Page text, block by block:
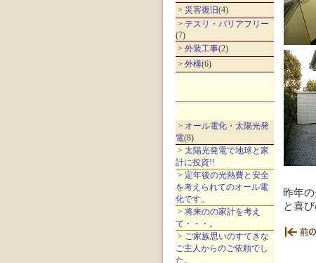
> 災害復旧(4)
> テスリ・バリアフリー
(7)
> 外装工事(2)
> 外構(6)
> オール電化・太陽光発
電(8)
> 太陽光発電で地球と家
計に投資!!
> 定年後の光熱費と安全
を考えられてのオール電
化です。
> 将来のの家計を考え
て・・・。
> ご家族思いのすてきな
ご主人からのご依頼でし
た。
昨年
と喜